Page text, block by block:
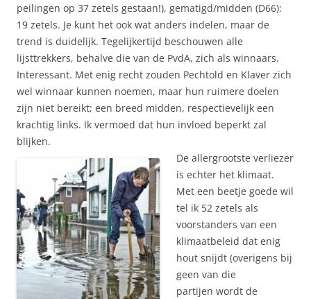
peilingen op 37 zetels gestaan!), gematigd/midden (D66):
19 zetels. Je kunt het ook wat anders indelen, maar de
trend is duidelijk. Tegelijkertijd beschouwen alle
lijsttrekkers, behalve die van de PvdA, zich als winnaars.
Interessant. Met enig recht zouden Pechtold en Klaver zich
wel winnaar kunnen noemen, maar hun ruimere doelen
zijn niet bereikt; een breed midden, respectievelijk een
krachtig links. Ik vermoed dat hun invloed beperkt zal
blijken.
De allergrootste verliezer
is echter het klimaat.
Met een beetje goede wil
tel ik 52 zetels als
voorstanders van een
klimaatbeleid dat enig
hout snijdt (overigens bij
geen van die
partijen wordt de